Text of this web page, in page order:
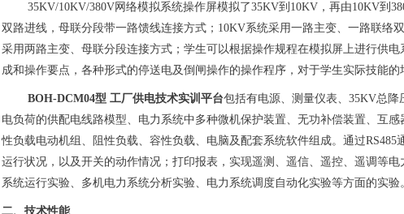
35KV/10KV/380V网络模拟系统操作屏模拟了35KV到10KV，再由10KV到
双路进线，母联分段带一路馈线连接方式；10KV系统采用一路主变、一路联络
采用两路主变、母联分段连接方式；学生可以根据操作规程在模拟屏上进行供
成和操作要点，各种形式的停送电及倒闸操作的操作程序，对于学生实际技能的
BOH-DCM04型 工厂供电技术实训平台包括有电源、测量仪表、35KV总降
电负荷的供配电线路模型、电力系统中多种微机保护装置、无功补偿装置、互
性负载电动机组、阻性负载、容性负载、电脑及配套系统软件组成。通过
运行状况，以及开关的动作情况；打印报表，实现遥测、遥信、遥控、遥调等
系统运行实验、多机电力系统分析实验、电力系统调度自动化实验等方面的实验
二、技术性能